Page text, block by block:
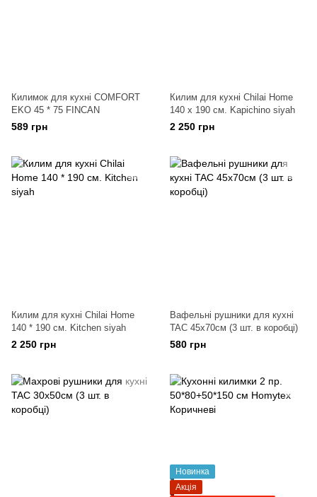
Килимок для кухні COMFORT
EKO 45 * 75 FINCAN
589 грн
Килим для кухні Chilai Home
140 х 190 см. Kapichino siyah
2 250 грн
Килим для кухні Chilai Home
140 * 190 см. Kitchen siyah
2 250 грн
Вафельні рушники для кухні
TAC 45х70см (3 шт. в коробці)
580 грн
Новинка
Акція